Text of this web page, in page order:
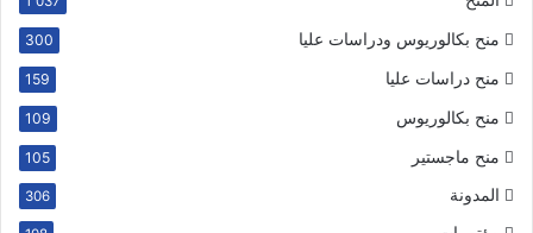
منح بكالوريوس ودراسات عليا 300
منح دراسات عليا 159
منح بكالوريوس 109
منح ماجستير 105
المدونة 306